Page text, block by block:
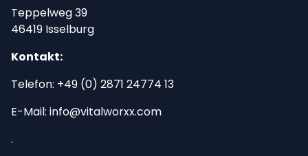
Teppelweg 39
46419 Isselburg
Kontakt:
Telefon: +49 (0) 2871 24774 13
E-Mail: info@vitalworxx.com
.